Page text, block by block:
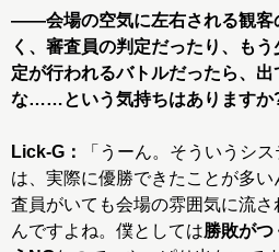
――会場の空気に左右される観客
く、審査員の判定だったり、もう
定が行われるバトルだったら、出
な……という気持ちはありますか
Lick-G：
「うーん。そういうシ
は、実際に優勝できたことが多い
査員がいても会場の雰囲気に流さ
んですよね。僕としては勝敗がつ